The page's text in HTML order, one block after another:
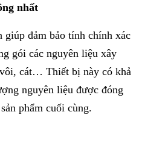
nhất
giúp đảm bảo tính chính xác
gói các nguyên liệu xây
cát… Thiết bị này có khả
nguyên liệu được đóng
phẩm cuối cùng.